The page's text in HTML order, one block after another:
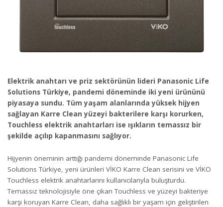
Elektrik anahtarı ve priz sektörünün lideri Panasonic Life
Solutions Türkiye, pandemi döneminde iki yeni ürününü
piyasaya sundu. Tüm yaşam alanlarında yüksek hijyen
sağlayan Karre Clean yüzeyi bakterilere karşı korurken,
Touchless elektrik anahtarları ise ışıkların temassız bir
şekilde açılıp kapanmasını sağlıyor.
Hijyenin öneminin arttığı pandemi döneminde Panasonic Life
Solutions Türkiye, yeni ürünleri VİKO Karre Clean serisini ve VİKO
Touchless elektrik anahtarlarını kullanıcılarıyla buluşturdu.
Temassız teknolojisiyle öne çıkan Touchless ve yüzeyi bakteriye
karşı koruyan Karre Clean, daha sağlıklı bir yaşam için geliştirilen